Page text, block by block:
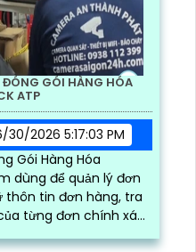
ĐÓNG GÓI HÀNG HÓA
ATP
30/2026 5:17:03 PM
Gói Hàng Hóa
dùng để quản lý đơn
tin đơn hàng, tra
từng đơn chính xác